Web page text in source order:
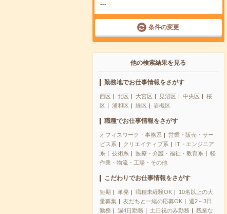
---
条件の変更
他の検索結果を見る
勤務地でお仕事情報をさがす
西区 北区 大宮区 見沼区 中央区
桜
区
浦和区 緑区 岩槻区
職種でお仕事情報をさがす
オフィスワーク・事務系
営業・販売・サー
ビス系
クリエイティブ系
IT・エンジニア
系
技術系 医療・介護・福祉・教育系
軽
作業・物流・工場・その他
こだわりでお仕事情報をさがす
短期 単発 職種未経験OK
10名以上の大
量募集
友だちと一緒の応募OK
週2～3日
勤務
週4日勤務 土日祝のみ勤務
残業な